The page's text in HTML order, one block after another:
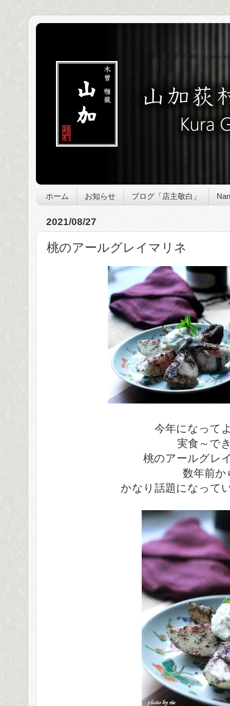
ホーム お知らせ ブログ「店主敬白」
2021/08/27
桃のアールグレイマリネ
今年になって
実食～で
桃のアールグレ
数年前か
かなり話題になって